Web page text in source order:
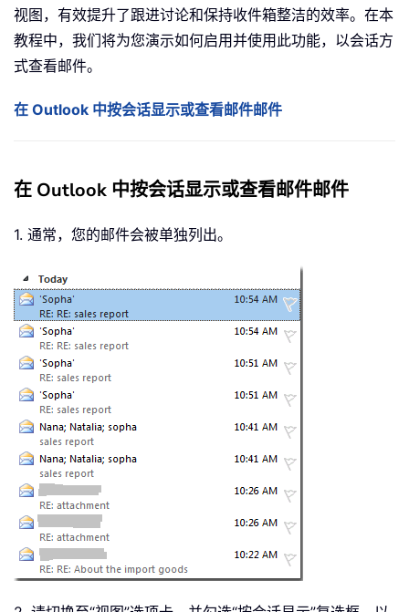
视图，有效提升了跟进讨论和保持收件箱整洁的效率。在本
教程中，我们将为您演示如何启用并使用此功能，以会话方
式查看邮件。
在 Outlook 中按会话显示或查看邮件邮件
在 Outlook 中按会话显示或查看邮件邮件
1. 通常，您的邮件会被单独列出。